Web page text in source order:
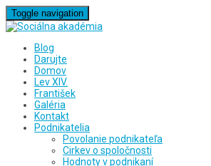
Toggle navigation
Blog
Darujte
Domov
Lev XIV.
František
Galéria
Kontakt
Podnikatelia
Povolanie podnikateľa
Cirkev o spoločnosti
Hodnoty v podnikaní